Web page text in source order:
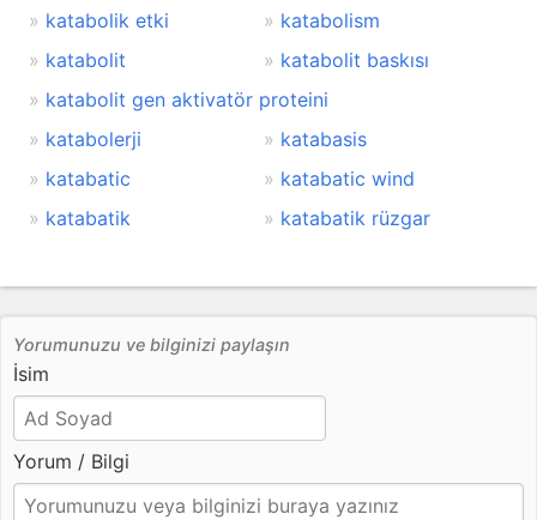
katabolik etki
katabolism
katabolit
katabolit baskısı
katabolit gen aktivatör proteini
katabolerji
katabasis
katabatic
katabatic wind
katabatik
katabatik rüzgar
Yorumunuzu ve bilginizi paylaşın
İsim
Yorum / Bilgi